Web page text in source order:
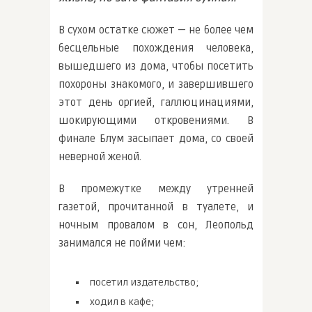
В сухом остатке сюжет — не более чем
бесцельные похождения человека,
вышедшего из дома, чтобы посетить
похороны знакомого, и завершившего
этот день оргией, галлюцинациями,
шокирующими откровениями. В
финале Блум засыпает дома, со своей
неверной женой.
В промежутке между утренней
газетой, прочитанной в туалете, и
ночным провалом в сон, Леопольд
занимался не пойми чем:
посетил издательство;
ходил в кафе;